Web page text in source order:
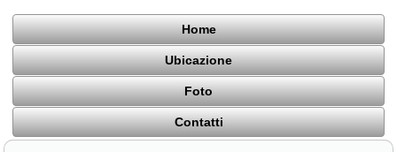
Home
Ubicazione
Foto
Contatti